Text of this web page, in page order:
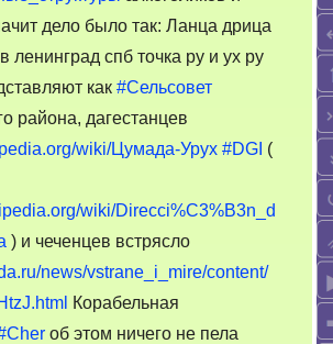
дело было так: Ланца дрица
ленинград спб точка ру и ух ру
как #Сельсовет
района, дагестанцев
wiki/Цумада-Урух #DGI (
wiki/Direcci%C3%B3n_d
) и чеченцев встрясло
news/vstrane_i_mire/content/
Корабельная
об этом ничего не пела